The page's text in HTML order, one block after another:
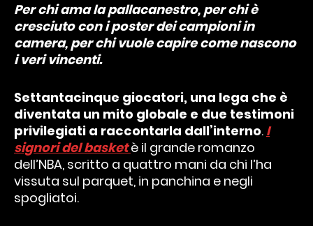
Per chi ama la pallacanestro, per chi è
cresciuto con i poster dei campioni in
camera, per chi vuole capire come nascono
i veri vincenti.
Settantacinque giocatori, una lega che è
diventata un mito globale e due testimoni
privilegiati a raccontarla dall’interno. I
signori del basket è il grande romanzo
dell’NBA, scritto a quattro mani da chi l’ha
vissuta sul parquet, in panchina e negli
spogliatoi.